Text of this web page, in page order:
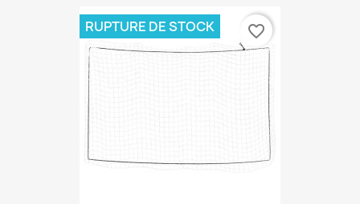
RUPTURE DE STOCK favorite_border